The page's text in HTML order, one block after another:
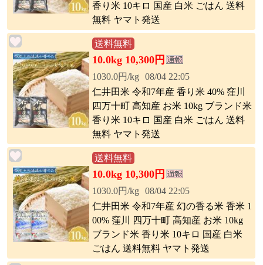
香り米 10キロ 国産 白米 ごはん 送料
無料 ヤマト発送
送料無料
10.0kg 10,300円
1030.0円/kg 08/04 22:05
仁井田米 令和7年産 香り米 40% 窪川
四万十町 高知産 お米 10kg ブランド米
香り米 10キロ 国産 白米 ごはん 送料
無料 ヤマト発送
送料無料
10.0kg 10,300円
1030.0円/kg 08/04 22:05
仁井田米 令和7年産 幻の香る米 香米 1
00% 窪川 四万十町 高知産 お米 10kg
ブランド米 香り米 10キロ 国産 白米
ごはん 送料無料 ヤマト発送